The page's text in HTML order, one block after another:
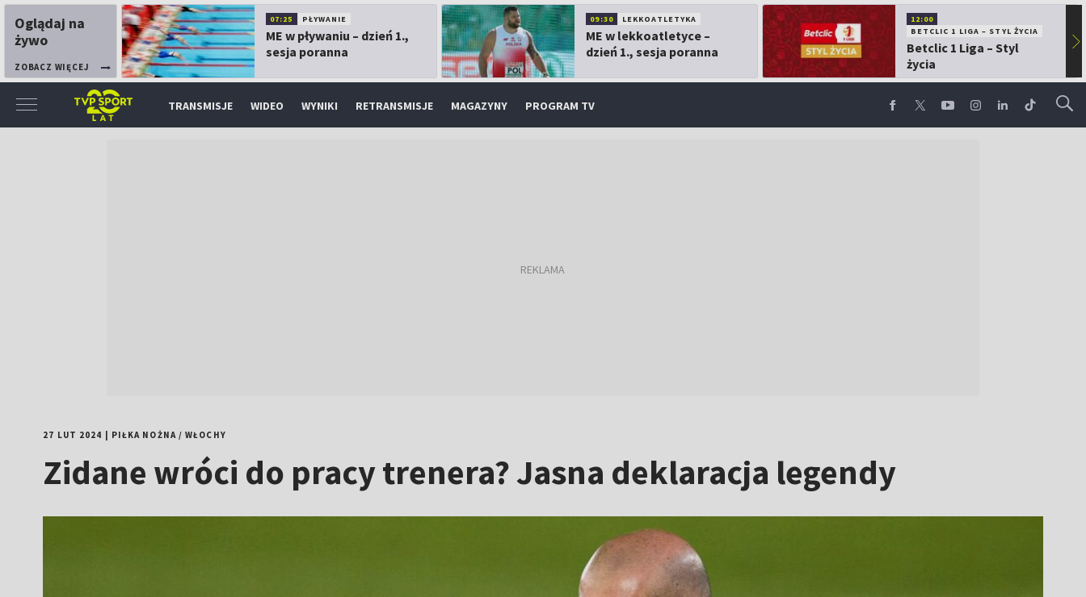
Oglądaj na
żywo
ZOBACZ WIĘCEJ
07:25 PŁYWANIE
ME w pływaniu – dzień 1.,
sesja poranna
09:30 LEKKOATLETYKA
ME w lekkoatletyce –
dzień 1., sesja poranna
12:00
BETCLIC 1 LIGA – STYL ŻYCIA
Betclic 1 Liga – Styl
życia
▶
TRANSMISJE WIDEO WYNIKI RETRANSMISJE MAGAZYNY PROGRAM TV
27 LUT 2024 PIŁKA NOŻNA/WŁOCHY
Zidane wróci do pracy trenera? Jasna deklaracja legendy